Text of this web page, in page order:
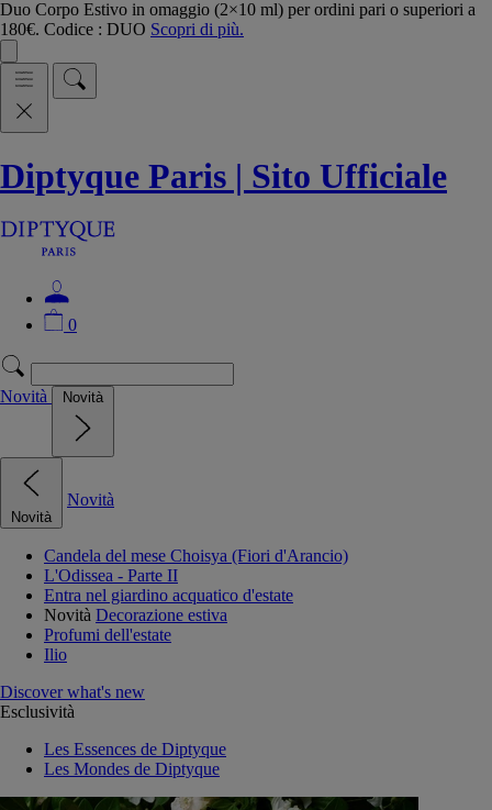
Duo Corpo Estivo in omaggio (2×10 ml) per ordini pari o superiori a
180€. Codice : DUO Scopri di più.
Diptyque Paris | Sito Ufficiale
0
Novità Novità
Novità
Novità
Candela del mese Choisya (Fiori d'Arancio)
L'Odissea - Parte II
Entra nel giardino acquatico d'estate
Novità Decorazione estiva
Profumi dell'estate
Ilio
Discover what's new
Esclusività
Les Essences de Diptyque
Les Mondes de Diptyque